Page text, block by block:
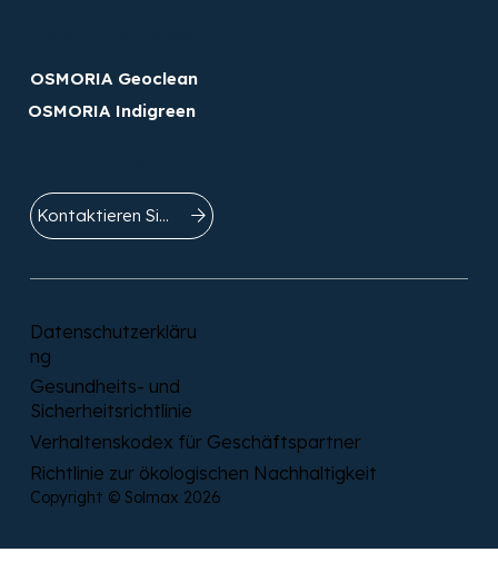
OSMORIA Geoclean
OSMORIA Indigreen
Kontaktieren Sie uns
Datenschutzerkläru
ng
Gesundheits- und
Sicherheitsrichtlinie
Verhaltenskodex für Geschäftspartner
Richtlinie zur ökologischen Nachhaltigkeit
Copyright © Solmax 2026